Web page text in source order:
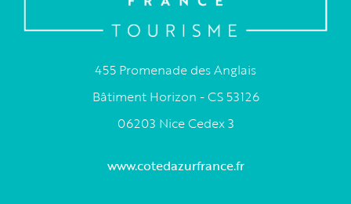
455 Promenade des Anglais
Bâtiment Horizon - CS 53126
06203 Nice Cedex 3
www.cotedazurfrance.fr